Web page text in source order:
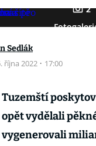
2
Sedlák
října 2022 · 17:00
Tuzemští
opět vydělali
vygenerovali